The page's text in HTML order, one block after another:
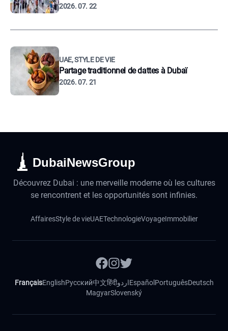
2026. 07. 22
UAE, STYLE DE VIE
Partage traditionnel de dattes à Dubaï
2026. 07. 21
DubaiNewsGroup
Découvrez Dubai : une merveille moderne où les cultures
se rencontrent et les opportunités sont infinies.
AffairesStyle de vieUAETechnologieVoyageImmobilier
FrançaisEnglishРусский中文हिंदीاردوEspañol PortuguêsDeutsch
MagyarSlovenský